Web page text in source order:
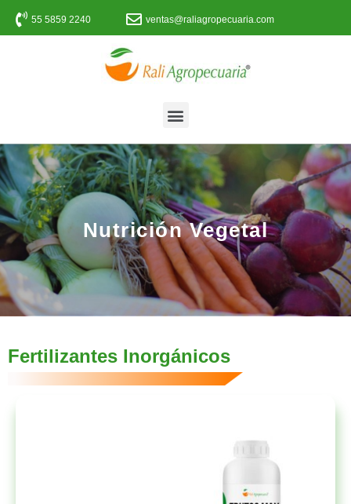
55 5859 2240 ventas@raliagropecuaria.com
Nutrición Vegetal
Fertilizantes Inorgánicos